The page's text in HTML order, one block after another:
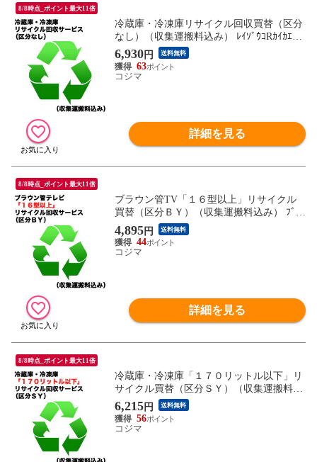
8/8時点_ポイント最大11倍
冷蔵庫・冷凍庫リサイクル回収買替（区分
なし）（収集運搬料込み） ﾚｲｿﾞｳｺRｶｲｶｴ_ｸ
ﾌﾞﾝﾅｼ2（対象商品との同時注文時のみ承り
ます。）
6,930円 送料無料
63
コジマ
詳細を見る
8/8時点_ポイント最大11倍
ブラウン管TV「１６型以上」リサイクル
買替（区分ＢＹ）（収集運搬料込み） ﾌﾞﾗｳ
ﾝｶﾝRｶｲｶｴ_BY（対象商品との同時注文時の
み承ります。）
4,895円 送料無料
44
コジマ
詳細を見る
8/8時点_ポイント最大11倍
冷蔵庫・冷凍庫「１７０リットル以下」リ
サイクル買替（区分ＳＹ）（収集運搬料込
み） ﾚｲｿﾞｳｺRｶｲｶｴ_SY（対象商品との同時
注文時のみ承ります。）
6,215円 送料無料
56
コジマ